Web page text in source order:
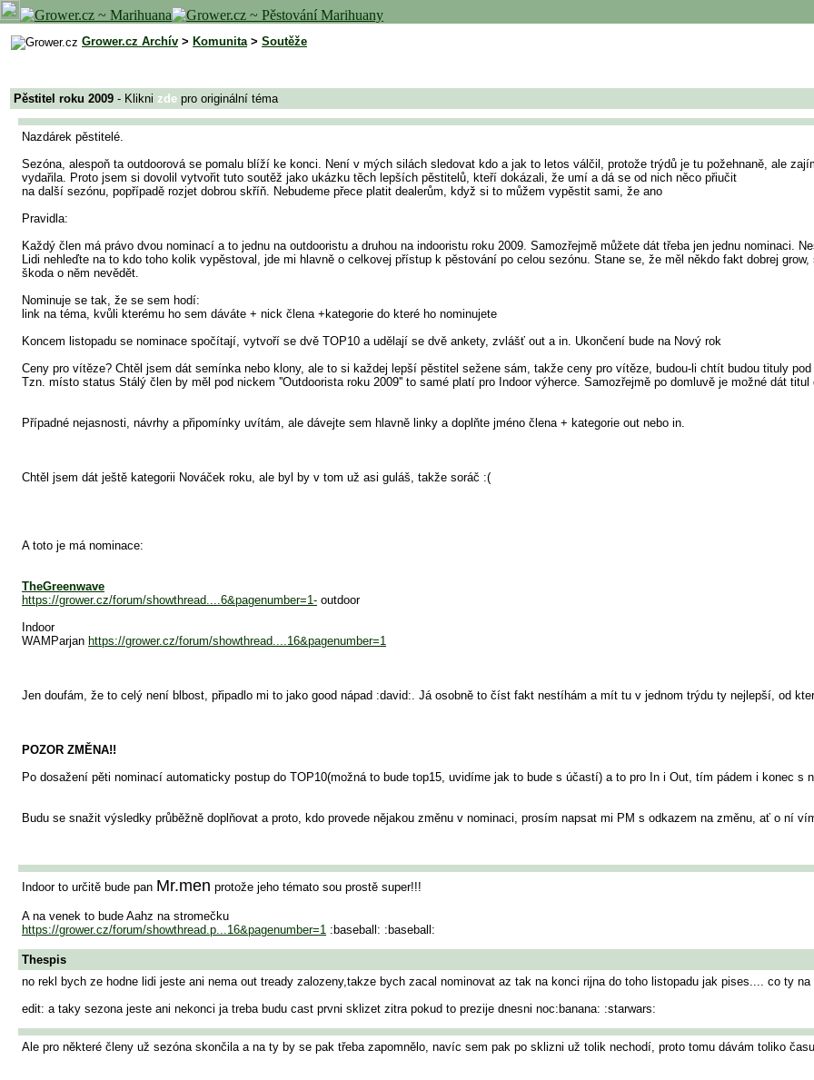
Grower.cz Archív > Komunita> Soutěže
Pěstitel roku 2009 - Klikni zde pro originální téma
Nazdárek pěstitelé.
Sezóna, alespoň ta outdoorová se pomalu blíží ke konci. Není v mých silách sledovat kdo a jak to letos válčil, protože trýdů je tu požehnaně, ale
vydařila. Proto jsem si dovolil vytvořit tuto soutěž jako ukázku těch lepších pěstitelů, kteří dokázali, že umí a dá se od nich něco přiučit
na další sezónu, popřípadě rozjet dobrou skříň. Nebudeme přece platit dealerům, když si to můžem vypěstit sami, že ano
Pravidla:
Každý člen má právo dvou nominací a to jednu na outdooristu a druhou na indooristu roku 2009. Samozřejmě můžete dát třeba jen jednu nominaci.
Lidi nehleďte na to kdo toho kolik vypěstoval, jde mi hlavně o celkovej přístup k pěstování po celou sezónu. Stane se, že měl někdo fakt dobrej
škoda o něm nevědět.
Nominuje se tak, že se sem hodí:
link na téma, kvůli kterému ho sem dáváte + nick člena +kategorie do které ho nominujete
Koncem listopadu se nominace spočítají, vytvoří se dvě TOP10 a udělají se dvě ankety, zvlášť out a in. Ukončení bude na Nový rok
Ceny pro vítěze? Chtěl jsem dát semínka nebo klony, ale to si každej lepší pěstitel sežene sám, takže ceny pro vítěze, budou-li chtít budou tituly
Tzn. místo status Stálý člen by měl pod nickem ''Outdoorista roku 2009'' to samé platí pro Indoor výherce. Samozřejmě po domluvě je možné dát
Případné nejasnosti, návrhy a připomínky uvítám, ale dávejte sem hlavně linky a doplňte jméno člena + kategorie out nebo in.
Chtěl jsem dát ještě kategorii Nováček roku, ale byl by v tom už asi guláš, takže soráč :(
A toto je má nominace:
TheGreenwave
https://grower.cz/forum/showthread....6&pagenumber=1- outdoor
Indoor
WAMParjan https://grower.cz/forum/showthread....16&pagenumber=1
Jen doufám, že to celý není blbost, připadlo mi to jako good nápad :david:. Já osobně to číst fakt nestíhám a mít tu v jednom trýdu ty nejlepší, od
POZOR ZMĚNA!!
Po dosažení pěti nominací automaticky postup do TOP10(možná to bude top15, uvidíme jak to bude s účastí) a to pro In i Out, tím pádem i konec s
Budu se snažit výsledky průběžně doplňovat a proto, kdo provede nějakou změnu v nominaci, prosím napsat mi PM s odkazem na změnu, ať o ní
Indoor to určitě bude pan Mr.men protože jeho témato sou prostě super!!!
A na venek to bude Aahz na stromečku
https://grower.cz/forum/showthread.p...16&pagenumber=1 :baseball: :baseball:
Thespis
no rekl bych ze hodne lidi jeste ani nema out tready zalozeny,takze bych zacal nominovat az tak na konci rijna do toho listopadu jak pises.... co ty na
edit: a taky sezona jeste ani nekonci ja treba budu cast prvni sklizet zitra pokud to prezije dnesni noc:banana: :starwars:
Ale pro některé členy už sezóna skončila a na ty by se pak třeba zapomnělo, navíc sem pak po sklizni už tolik nechodí, proto tomu dávám toliko